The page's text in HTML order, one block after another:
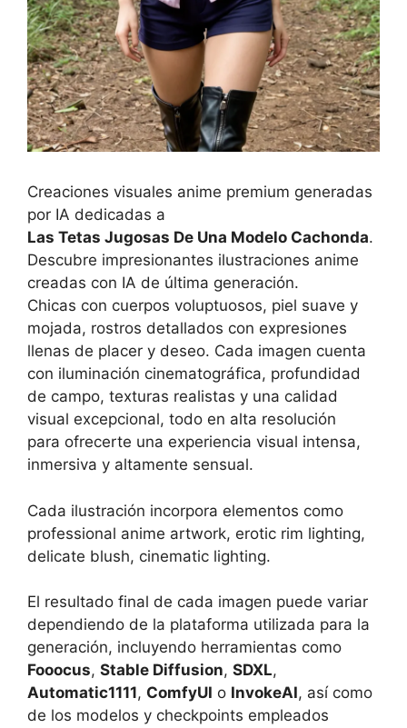
Creaciones visuales anime premium generadas
por IA dedicadas a
Las Tetas Jugosas De Una Modelo Cachonda.
Descubre impresionantes ilustraciones anime
creadas con IA de última generación.
Chicas con cuerpos voluptuosos, piel suave y
mojada, rostros detallados con expresiones
llenas de placer y deseo. Cada imagen cuenta
con iluminación cinematográfica, profundidad
de campo, texturas realistas y una calidad
visual excepcional, todo en alta resolución
para ofrecerte una experiencia visual intensa,
inmersiva y altamente sensual.
Cada ilustración incorpora elementos como
professional anime artwork, erotic rim lighting,
delicate blush, cinematic lighting.
El resultado final de cada imagen puede variar
dependiendo de la plataforma utilizada para la
generación, incluyendo herramientas como
Fooocus, Stable Diffusion, SDXL,
Automatic1111, ComfyUI o InvokeAI, así como
de los modelos y checkpoints empleados